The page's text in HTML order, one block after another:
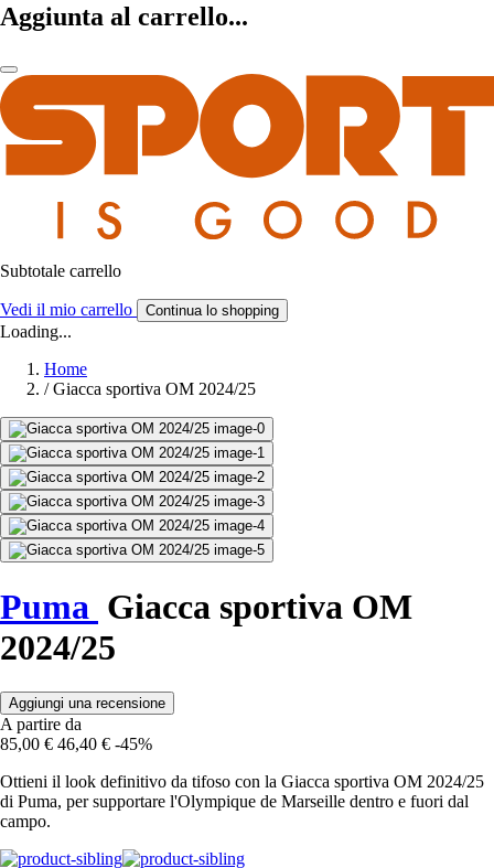
Aggiunta al carrello...
Subtotale carrello
Vedi il mio carrello Continua lo shopping
Loading...
Home
/ Giacca sportiva OM 2024/25
Puma Giacca sportiva OM
2024/25
Aggiungi una recensione
A partire da
85,00 € 46,40 € -45%
Ottieni il look definitivo da tifoso con la Giacca sportiva OM 2024/25
di Puma, per supportare l'Olympique de Marseille dentro e fuori dal
campo.